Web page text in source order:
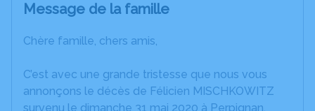
Message de la famille
Chère famille, chers amis,
C’est avec une grande tristesse que nous vous
annonçons le décès de Félicien MISCHKOWITZ
survenu le dimanche 31 mai 2020 à Perpignan.